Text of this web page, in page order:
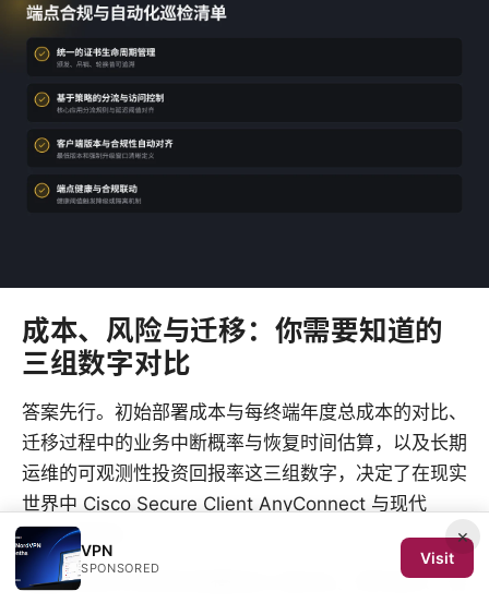
成本、风险与迁移：你需要知道的
三组数字对比
答案先行。初始部署成本与每终端年度总成本的对比、
迁移过程中的业务中断概率与恢复时间估算，以及长期
运维的可观测性投资回报率这三组数字，决定了在现实
世界中 Cisco Secure Client AnyConnect 与现代
VPN 的取舍。
我看过多份行业资料来提炼这三组对比。研究显示，初
×
VPN
SPONSORED
Visit